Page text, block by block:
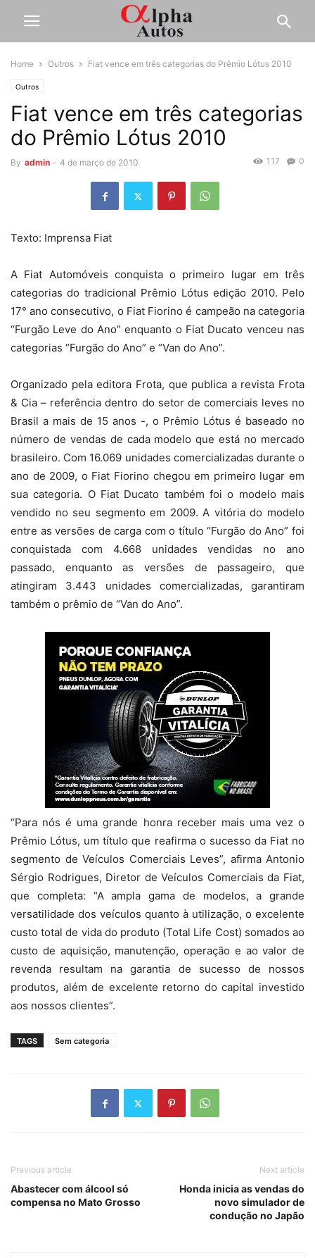
Home Outros Fiat vence em três categorias do Prêmio Lótus 2010
Outros
Fiat vence em três categorias
do Prêmio Lótus 2010
By admin - 4 de março de 2010 0
117
Texto: Imprensa Fiat
A Fiat Automóveis conquista o primeiro lugar em três
categorias do tradicional Prêmio Lótus edição 2010. Pelo
17° ano consecutivo, o Fiat Fiorino é campeão na categoria
“Furgão Leve do Ano” enquanto o Fiat Ducato venceu nas
categorias “Furgão do Ano” e “Van do Ano”.
Organizado pela editora Frota, que publica a revista Frota
& Cia – referência dentro do setor de comerciais leves no
Brasil a mais de 15 anos -, o Prêmio Lótus é baseado no
número de vendas de cada modelo que está no mercado
brasileiro. Com 16.069 unidades comercializadas durante o
ano de 2009, o Fiat Fiorino chegou em primeiro lugar em
sua categoria. O Fiat Ducato também foi o modelo mais
vendido no seu segmento em 2009. A vitória do modelo
entre as versões de carga com o título “Furgão do Ano” foi
conquistada com 4.668 unidades vendidas no ano
passado, enquanto as versões de passageiro, que
atingiram 3.443 unidades comercializadas, garantiram
também o prêmio de “Van do Ano”.
“Para nós é uma grande honra receber mais uma vez o
Prêmio Lótus, um título que reafirma o sucesso da Fiat no
segmento de Veículos Comerciais Leves”, afirma Antonio
Sérgio Rodrigues, Diretor de Veículos Comerciais da Fiat,
que completa: “A ampla gama de modelos, a grande
versatilidade dos veículos quanto à utilização, o excelente
custo total de vida do produto (Total Life Cost) somados ao
custo de aquisição, manutenção, operação e ao valor de
revenda resultam na garantia de sucesso de nossos
produtos, além de excelente retorno do capital investido
aos nossos clientes”.
TAGS Sem categoria
Previous article
Abastecer com álcool só
compensa no Mato Grosso
Next article
Honda inicia as vendas do
novo simulador de
condução no Japão